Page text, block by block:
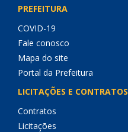
PREFEITURA
COVID-19
Fale conosco
Mapa do site
Portal da Prefeitura
LICITAÇÕES E CONTRATOS
Contratos
Licitações